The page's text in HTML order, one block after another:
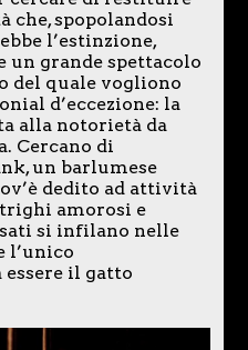
che, spopolandosi
l’estinzione,
un grande spettacolo
del quale vogliono
d’eccezione: la
alla notorietà da
Cercano di
un barlumese
dedito ad attività
amorosi e
si infilano nelle
l’unico
il gatto